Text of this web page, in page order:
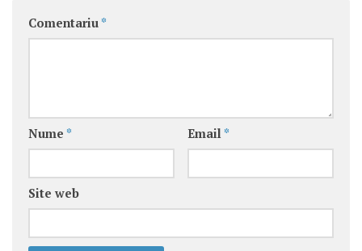
Comentariu *
Nume * Email *
Site web